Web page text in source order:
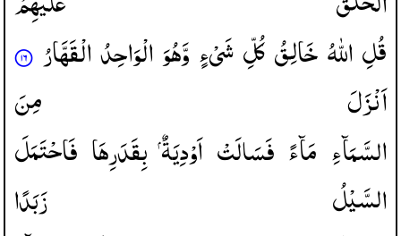
قُلِاللّٰهُخَالِقُكُلِّشَیْءٍوَّهُوَالْوَاحِدُالْقَهَّارُ
اَنْزَلَ
مِنَ
السَّمَآءِ مَآءً فَسَالَتْ اَوْدِیَةٌ بِقَدَرِهَا فَاحْتَمَلَ
السَّیْلُ
زَبَدًا